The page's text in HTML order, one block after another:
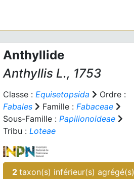
Anthyllide
Anthyllis L., 1753
Classe : Equisetopsida
Ordre :
Fabales
Famille : Fabaceae
Sous-Famille : Papilionoideae
Tribu : Loteae
2 taxon(s) inférieur(s) agrégé(s)